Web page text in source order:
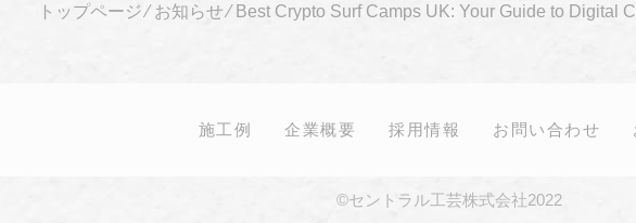
トップページ⁄ お知らせ⁄ Best Crypto Surf Camps UK: Your Guide to Digital
施工例 企業概要 採用情報 お問い合わせ
©セントラル工芸株式会社2022